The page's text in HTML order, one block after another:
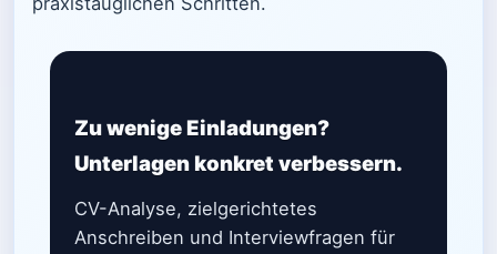
Zu wenige Einladungen?
Unterlagen konkret verbessern.
CV-Analyse, zielgerichtetes
Anschreiben und Interviewfragen für